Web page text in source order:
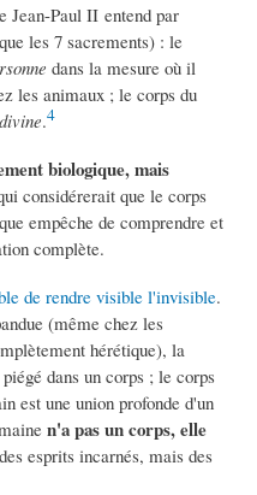
Jean-Paul II entend par
les 7 sacrements) : le
dans la mesure où il
les animaux ; le corps du
.4
biologique, mais
considérerait que le corps
empêche de comprendre et
complète.
de rendre visible l'invisible.
(même chez les
hérétique), la
dans un corps ; le corps
est une union profonde d'un
n'a pas un corps, elle
esprits incarnés, mais des